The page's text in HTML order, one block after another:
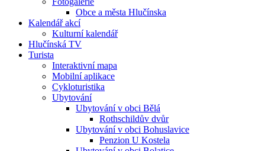
Obce a města Hlučínska
Kalendář akcí
Kulturní kalendář
Hlučínská TV
Turista
Interaktivní mapa
Mobilní aplikace
Cykloturistika
Ubytování
Ubytování v obci Bělá
Rothschildův dvůr
Ubytování v obci Bohuslavice
Penzion U Kostela